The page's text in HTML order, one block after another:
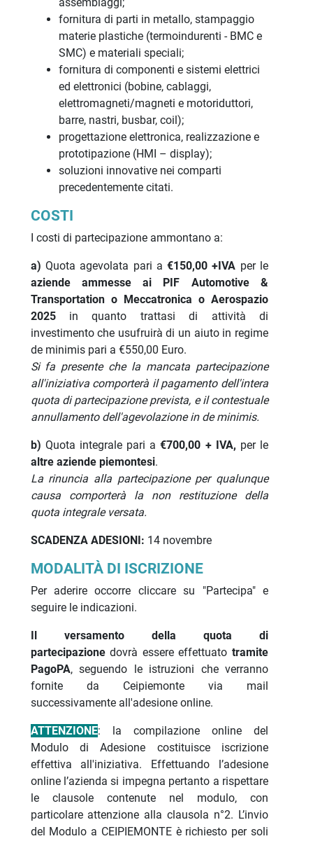
fornitura di parti in metallo, stampaggio
materie plastiche (termoindurenti - BMC e
SMC) e materiali speciali;
fornitura di componenti e sistemi elettrici
ed elettronici (bobine, cablaggi,
elettromagneti/magneti e motoriduttori,
barre, nastri, busbar, coil);
progettazione elettronica, realizzazione e
prototipazione (HMI – display);
soluzioni innovative nei comparti
precedentemente citati.
COSTI
I costi di partecipazione ammontano a:
a) Quota agevolata pari a€150,00 +IVA per le
aziende ammesse ai PIF Automotive &
Transportation o Meccatronica o Aerospazio
2025in quanto trattasi di attività di
investimento che usufruirà di un aiuto in regime
de minimis pari a €550,00 Euro.
Si fa presente che la mancata partecipazione
all'iniziativa comporterà il pagamento dell'intera
quota di partecipazione prevista, e il contestuale
annullamento dell'agevolazione in de minimis.
b) Quota integrale pari a€700,00 + IVA, per le
altre aziende piemontesi.
La rinuncia alla partecipazione per qualunque
causa comporterà la non restituzione della
quota integrale versata.
SCADENZA ADESIONI: 14 novembre
MODALITÀ DI ISCRIZIONE
Per aderire occorre cliccare su "Partecipa" e
seguire le indicazioni.
Il versamento della quota di
partecipazionedovrà essere effettuato tramite
PagoPA, seguendo le istruzioni che verranno
fornite da Ceipiemonte via mail
successivamente all'adesione online.
ATTENZIONE: la compilazione online del
Modulo di Adesione costituisce iscrizione
effettiva all'iniziativa. Effettuando l’adesione
online l’azienda si impegna pertanto a rispettare
le clausole contenute nel modulo, con
particolare attenzione alla clausola n°2. L’invio
del Modulo a CEIPIEMONTE è richiesto per soli